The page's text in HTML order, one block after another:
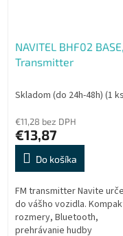
NAVITEL BHF02
Transmitter
Skladom (do 24h-48h) (1
€11,28 bez DPH
€13,87
Do košíka
FM transmitter Navite
do vášho vozidla.
rozmery, Bluetooth,
prehrávanie hudby